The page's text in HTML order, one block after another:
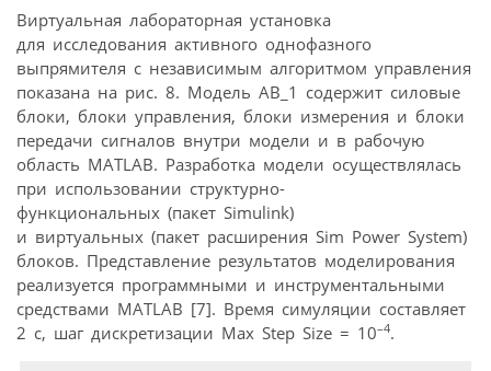
Виртуальная лабораторная установка
для исследования активного однофазного
выпрямителя с независимым алгоритмом управления
показана на рис. 8. Модель АВ_1 содержит силовые
блоки, блоки управления, блоки измерения и блоки
передачи сигналов внутри модели и в рабочую
область МATLAB. Разработка модели осуществлялась
при использовании структурно-
функциональных (пакет Simulink)
и виртуальных (пакет расширения Sim Power System)
блоков. Представление результатов моделирования
реализуется программными и инструментальными
средствами МATLAB [7]. Время симуляции составляет
2 с, шаг дискретизации Max Step Size = 10–4.